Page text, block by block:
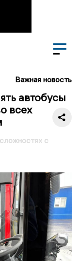
Важная новость
автобусы
всех
с